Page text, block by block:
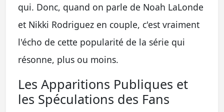
qui. Donc, quand on parle de Noah LaLonde
et Nikki Rodriguez en couple, c'est vraiment
l'écho de cette popularité de la série qui
résonne, plus ou moins.
Les Apparitions Publiques et
les Spéculations des Fans